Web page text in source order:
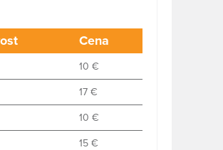
Cena
10 €
17 €
10 €
15 €